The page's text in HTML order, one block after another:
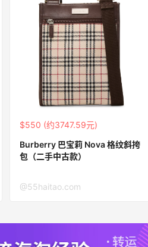
$550 (约3747.59元)
Burberry 巴宝莉 Nova 格纹斜挎
包（二手中古款）
@55haitao.com
282人获得返利
RFM Denim
85人获得返利
柏瑞美黑瓶和白瓶哪个好用？混油皮选了
08月05日